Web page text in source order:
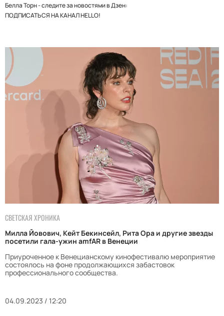
Белла Торн - следите за новостями в Дзен:
ПОДПИСАТЬСЯ НА КАНАЛ HELLO!
СВЕТСКАЯ ХРОНИКА
Милла Йовович, Кейт Бекинсейл, Рита Ора и другие звезды
посетили гала-ужин amfAR в Венеции
Приуроченное к Венецианскому кинофестивалю мероприятие
состоялось на фоне продолжающихся забастовок
профессионального сообщества.
04.09.2023 / 12:20